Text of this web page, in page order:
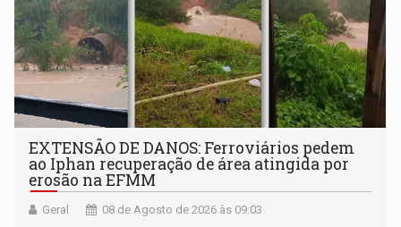
EXTENSÃO DE DANOS: Ferroviários pedem
ao Iphan recuperação de área atingida por
erosão na EFMM
Geral 08 de Agosto de 2026 às 09:03